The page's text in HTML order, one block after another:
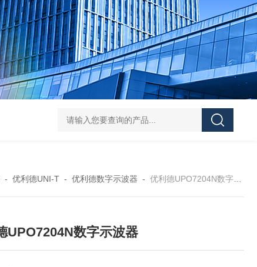
PESD-30T1静电放电发生器 PESD-20T1静电放电发生器
- 优利德UNI-T- 优利德数字示波器 - 优利德UPO7204N数字示波器
UPO7204N数字示波器